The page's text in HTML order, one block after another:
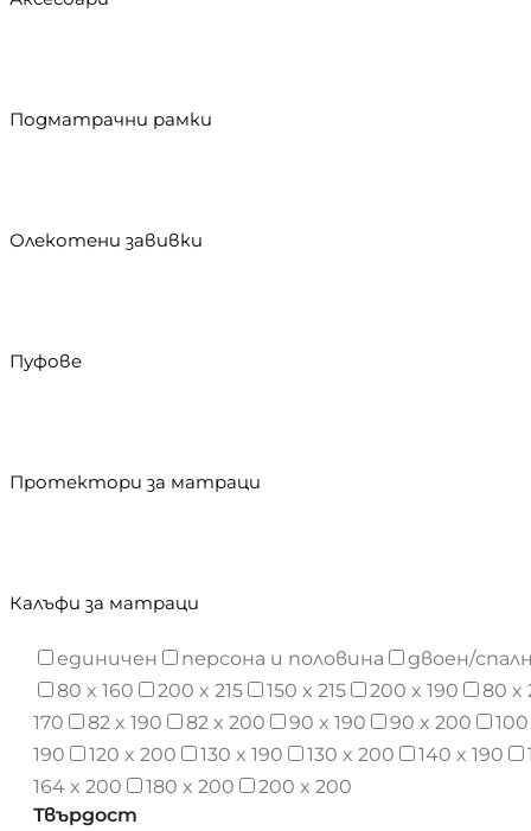
Подматрачни рамки
Олекотени завивки
Пуфове
Протектори за матраци
Калъфи за матраци
единичен персона и половина
двоен/
80 x 160
200 x 215 150 x 215 200 x 190
80 x
170
82 x 190 82 x 200 90 x 190 90 x 200
190
120 x 200 130 x 190 130 x 200 140 x 190
164 x 200
180 x 200
200 x 200
Твърдост